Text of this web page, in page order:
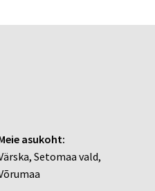
asukoht:
Setomaa vald,